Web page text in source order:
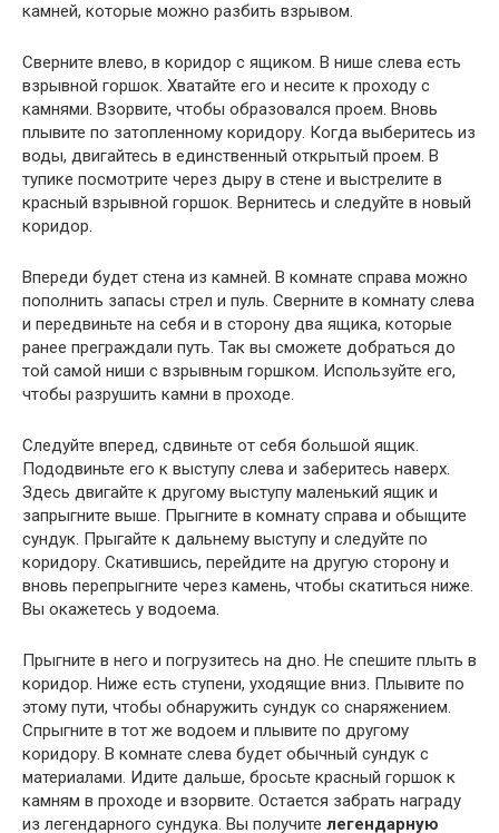
камней, которые можно разбить взрывом.
Сверните влево, в коридор с ящиком. В нише слева есть
взрывной горшок. Хватайте его и несите к проходу с
камнями. Взорвите, чтобы образовался проем. Вновь
плывите по затопленному коридору. Когда выберитесь из
воды, двигайтесь в единственный открытый проем. В
тупике посмотрите через дыру в стене и выстрелите в
красный взрывной горшок. Вернитесь и следуйте в новый
коридор.
Впереди будет стена из камней. В комнате справа можно
пополнить запасы стрел и пуль. Сверните в комнату слева
и передвиньте на себя и в сторону два ящика, которые
ранее преграждали путь. Так вы сможете добраться до
той самой ниши с взрывным горшком. Используйте его,
чтобы разрушить камни в проходе.
Следуйте вперед, сдвиньте от себя большой ящик.
Пододвиньте его к выступу слева и заберитесь наверх.
Здесь двигайте к другому выступу маленький ящик и
запрыгните выше. Прыгните в комнату справа и обыщите
сундук. Прыгайте к дальнему выступу и следуйте по
коридору. Скатившись, перейдите на другую сторону и
вновь перепрыгните через камень, чтобы скатиться ниже.
Вы окажетесь у водоема.
Прыгните в него и погрузитесь на дно. Не спешите плыть в
коридор. Ниже есть ступени, уходящие вниз. Плывите по
этому пути, чтобы обнаружить сундук со снаряжением.
Спрыгните в тот же водоем и плывите по другому
коридору. В комнате слева будет обычный сундук с
материалами. Идите дальше, бросьте красный горшок к
камням в проходе и взорвите. Остается забрать награду
из легендарного сундука. Вы получите легендарную